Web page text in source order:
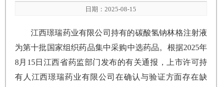
日期：2025-08-15
江西璟瑞药业有限公司持有的碳酸氢钠林格注射液
为第十批国家组织药品集中采购中选药品。根据2025年
8月15日江西省药监部门发布的有关通报，上市许可持
有人江西璟瑞药业有限公司在确认与验证方面存在缺